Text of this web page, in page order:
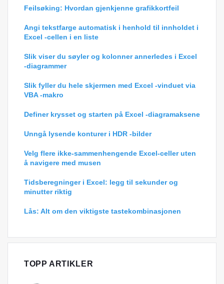
Feilsøking: Hvordan gjenkjenne grafikkortfeil
Angi tekstfarge automatisk i henhold til innholdet i
Excel -cellen i en liste
Slik viser du søyler og kolonner annerledes i Excel
-diagrammer
Slik fyller du hele skjermen med Excel -vinduet via
VBA -makro
Definer krysset og starten på Excel -diagramaksene
Unngå lysende konturer i HDR -bilder
Velg flere ikke-sammenhengende Excel-celler uten
å navigere med musen
Tidsberegninger i Excel: legg til sekunder og
minutter riktig
Lås: Alt om den viktigste tastekombinasjonen
TOPP ARTIKLER